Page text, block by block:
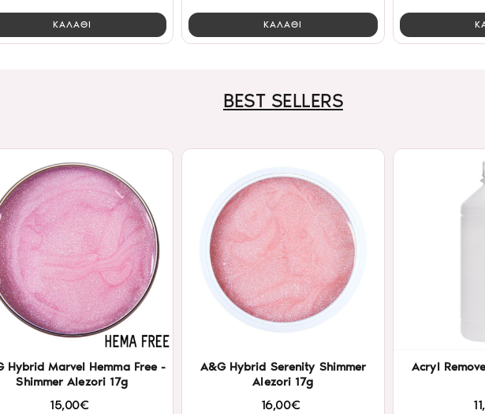
ΚΑΛΑΘΙ ΚΑΛΑΘΙ
BEST SELLERS
Hybrid Marvel Hemma Free -
Shimmer Alezori 17g
15,00€
A&G Hybrid Serenity Shimmer
Alezori 17g
16,00€
Acryl